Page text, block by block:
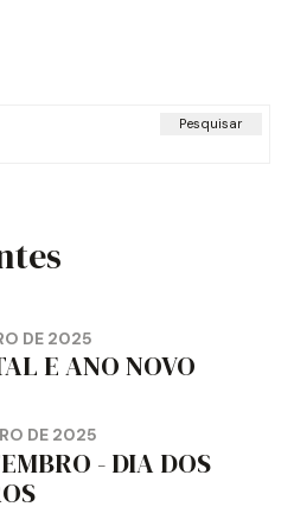
DE 2025
E ANO NOVO
DE 2025
- DIA DOS